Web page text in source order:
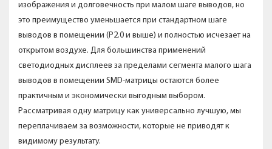
изображения и долговечность при малом шаге выводов, но
это преимущество уменьшается при стандартном шаге
выводов в помещении (P2.0 и выше) и полностью исчезает на
открытом воздухе. Для большинства применений
светодиодных дисплеев за пределами сегмента малого шага
выводов в помещении SMD-матрицы остаются более
практичным и экономически выгодным выбором.
Рассматривая одну матрицу как универсально лучшую, мы
переплачиваем за возможности, которые не приводят к
видимому результату.